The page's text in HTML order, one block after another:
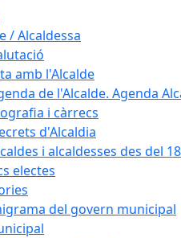
/ Alcaldessa
amb l'Alcalde
de l'Alcalde. Agenda
i càrrecs
d'Alcaldia
i alcaldesses des del
electes
del govern municipal